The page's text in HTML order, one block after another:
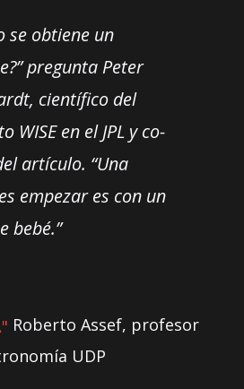
se obtiene un
pregunta Peter
científico del
WISE en el JPL y co-
artículo. “Una
empezar es con un
bebé.”
Roberto Assef, profesor
UDP